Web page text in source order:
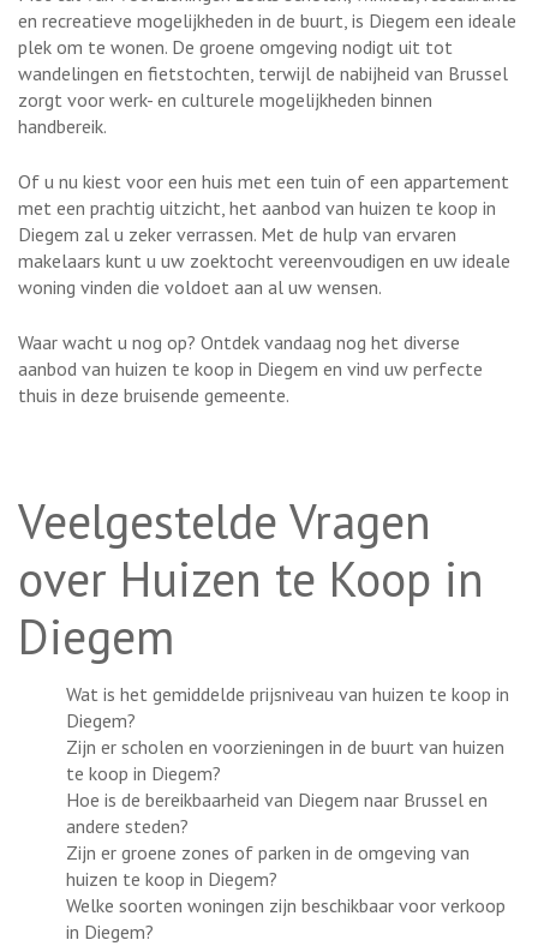
en recreatieve mogelijkheden in de buurt, is Diegem een ideale
plek om te wonen. De groene omgeving nodigt uit tot
wandelingen en fietstochten, terwijl de nabijheid van Brussel
zorgt voor werk- en culturele mogelijkheden binnen
handbereik.
Of u nu kiest voor een huis met een tuin of een appartement
met een prachtig uitzicht, het aanbod van huizen te koop in
Diegem zal u zeker verrassen. Met de hulp van ervaren
makelaars kunt u uw zoektocht vereenvoudigen en uw ideale
woning vinden die voldoet aan al uw wensen.
Waar wacht u nog op? Ontdek vandaag nog het diverse
aanbod van huizen te koop in Diegem en vind uw perfecte
thuis in deze bruisende gemeente.
Veelgestelde Vragen
over Huizen te Koop in
Diegem
Wat is het gemiddelde prijsniveau van huizen te koop in
Diegem?
Zijn er scholen en voorzieningen in de buurt van huizen
te koop in Diegem?
Hoe is de bereikbaarheid van Diegem naar Brussel en
andere steden?
Zijn er groene zones of parken in de omgeving van
huizen te koop in Diegem?
Welke soorten woningen zijn beschikbaar voor verkoop
in Diegem?